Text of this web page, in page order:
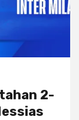
2-